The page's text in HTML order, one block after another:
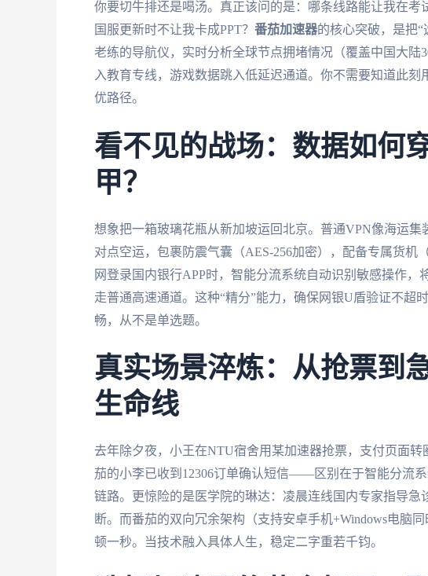
你要切牛排还是喝汤。真正该问的是：哪条线路能让我在考
国服更新时不让我卡成PPT？ 番茄加速器的核心突破，是把“
老练的导航仪，实时分析全球节点拥堵情况（覆盖中国大陆
入教育专线，游戏数据跳入低延迟通道。你不需要知道此
优路径。
看不见的战场：数据如何
甲？
想象把一箱玻璃花瓶从新加坡运回北京。普通VPN像海运
对点空运，包裹防震气囊（AES-256加密），配备专属货机
网登录国内银行APP时，智能分流系统自动识别敏感操作，
走普通高速通道。这种“精分”能力，确保网银U盾验证不超
畅，从不是单选题。
真实场景淬炼：从抢票到
生命线
去年除夕夜，小王在NTU宿舍用某加速器抢票，支付页面
茄的小李已收到12306订单确认短信——区别在于智能分流
链路。更惊险的是医学院的琳达：凌晨连线国内专家指导
断。而番茄的双向冗余架构（支持安卓手机+Windows电脑
顿一秒。当技术融入具体人生，稳定二字重若千钧。